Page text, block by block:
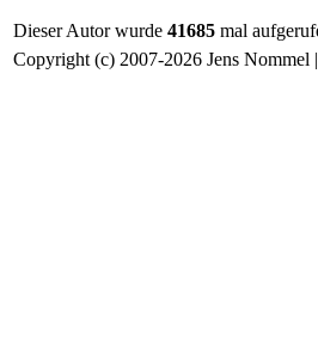
Dieser Autor wurde 41685 mal
Copyright (c) 2007-2026 Jens Nommel